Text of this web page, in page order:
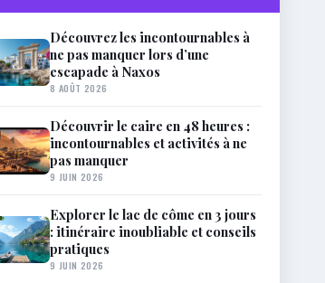
Découvrez les incontournables à
ne pas manquer lors d’une
escapade à Naxos
8 AOÛT 2026
Découvrir le caire en 48 heures :
incontournables et activités à ne
pas manquer
9 JUIN 2026
Explorer le lac de côme en 3 jours
: itinéraire inoubliable et conseils
pratiques
9 JUIN 2026